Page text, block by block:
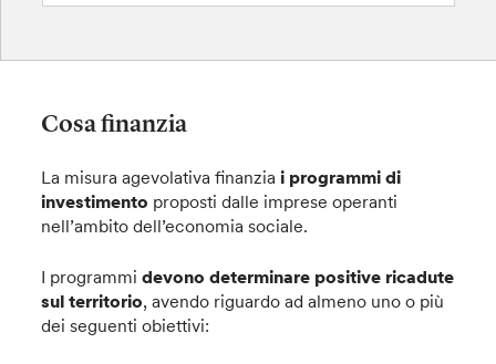
Cosa finanzia
La misura agevolativa finanziai programmi di
investimento proposti dalle imprese operanti
nell’ambito dell’economia sociale.
I programmidevono determinare positive ricadute
sul territorio, avendo riguardo ad almeno uno o più
dei seguenti obiettivi: